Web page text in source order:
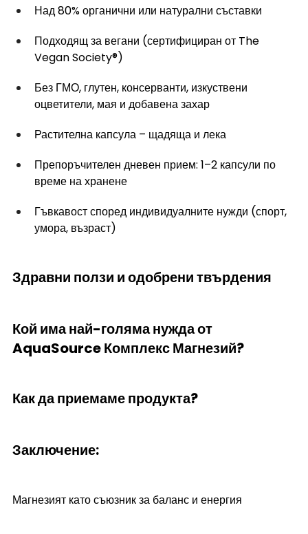
Над 80% органични или натурални съставки
Подходящ за вегани (сертифициран от The
Vegan Society®)
Без ГМО, глутен, консерванти, изкуствени
оцветители, мая и добавена захар
Растителна капсула – щадяща и лека
Препоръчителен дневен прием: 1–2 капсули по
време на хранене
Гъвкавост според индивидуалните нужди (спорт,
умора, възраст)
Здравни ползи и одобрени твърдения
Кой има най-голяма нужда от
AquaSource Комплекс Магнезий?
Как да приемаме продукта?
Заключение:
Магнезият като съюзник за баланс и енергия